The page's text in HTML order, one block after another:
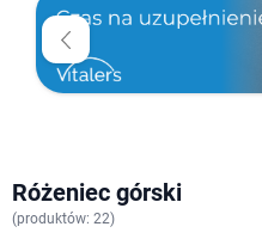
Różeniec górski
(produktów: 22)